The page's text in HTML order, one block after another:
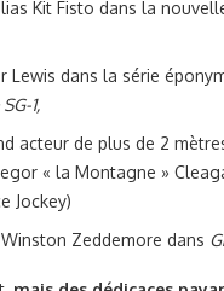
Kit Fisto dans la
Lewis dans la série
1,
acteur de plus de 2
« la Montagne »
Jockey)
Zeddemore dans